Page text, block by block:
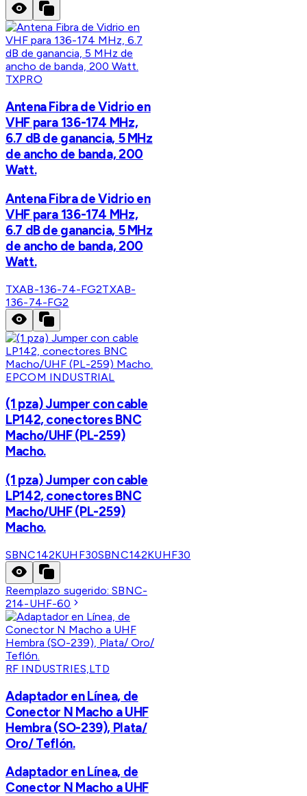
TXPRO
Antena Fibra de Vidrio en
VHF para 136-174 MHz,
6.7 dB de ganancia, 5 MHz
de ancho de banda, 200
Watt.
Antena Fibra de Vidrio en
VHF para 136-174 MHz,
6.7 dB de ganancia, 5 MHz
de ancho de banda, 200
Watt.
TXAB-136-74-FG2TXAB-
136-74-FG2
EPCOM INDUSTRIAL
(1 pza) Jumper con cable
LP142, conectores BNC
Macho/UHF (PL-259)
Macho.
(1 pza) Jumper con cable
LP142, conectores BNC
Macho/UHF (PL-259)
Macho.
SBNC142KUHF30SBNC142KUHF30
Reemplazo sugerido:SBNC-
214-UHF-60
RF INDUSTRIES,LTD
Adaptador en Línea, de
Conector N Macho a UHF
Hembra (SO-239), Plata/
Oro/ Teflón.
Adaptador en Línea, de
Conector N Macho a UHF